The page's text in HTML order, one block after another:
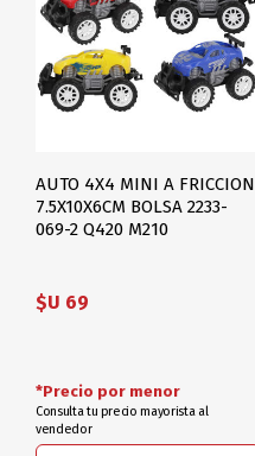
AUTO 4X4 MINI A FRICCION
7.5X10X6CM BOLSA 2233-
069-2 Q420 M210
$U 69
*Precio por menor
Consulta tu precio mayorista al
vendedor